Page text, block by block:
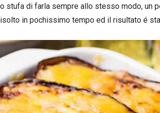
stufa di farla sempre allo stesso modo, un
in pochissimo tempo ed il risultato é